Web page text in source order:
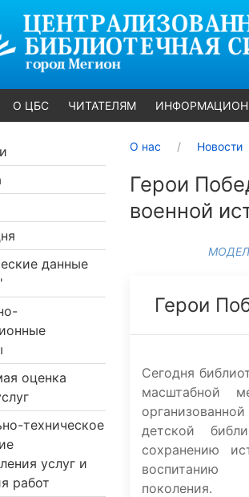
О ЦБС ЧИТАТЕЛЯМ
данные
оценка
техническое
услуг и
работ
О нас Новости
Герои
военной
Герои
Сегодня
масштабной
детской
сохранению
поколения.